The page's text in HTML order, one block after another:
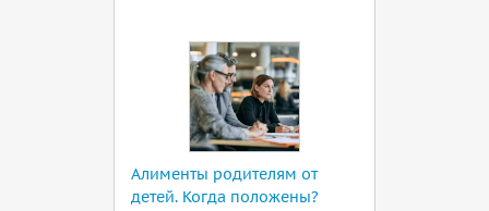
Алименты родителям от
детей. Когда положены?